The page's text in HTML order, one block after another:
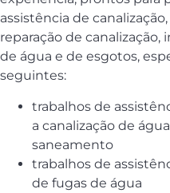
assistência de
reparação de canalização,
de água e de esgotos,
seguintes:
trabalhos de
a canalização de
saneamento
trabalhos de
de fugas de água